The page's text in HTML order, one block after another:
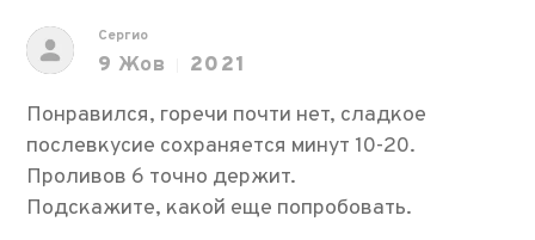
Сергио
9 Жов
2021
Понравился, горечи почти нет, сладкое
послевкусие сохраняется минут 10-20.
Проливов 6 точно держит.
Подскажите, какой еще попробовать.